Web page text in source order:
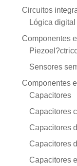
Circuitos
Lógica digital
Componentes
Sensores
Componentes
Capacitores
Capacitores
Capacitores
Capacitores
Capacitores